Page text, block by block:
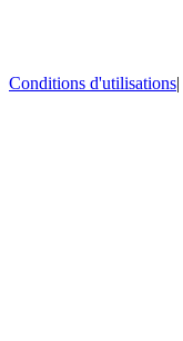
Conditions d'utilisations|